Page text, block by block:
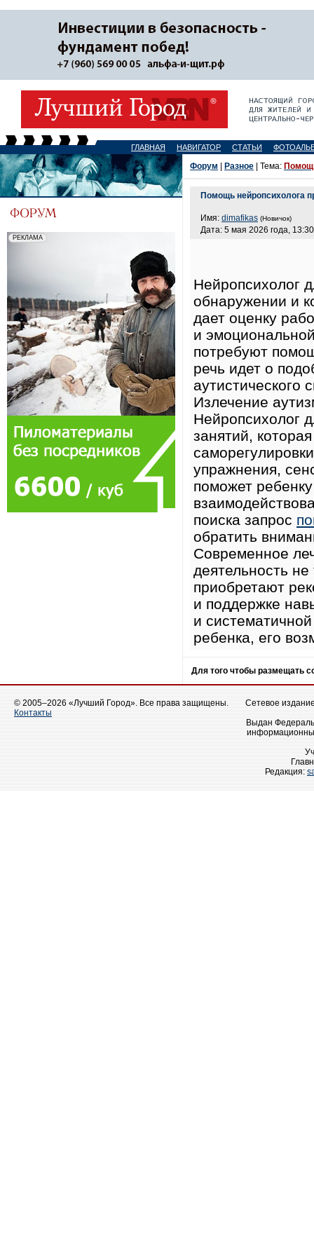
ГЛАВНАЯ НАВИГАТОР СТАТЬИ
Форум Разное | Тема:
Помощь нейропсихолога
Имя: dimafikas (Новичок)
Дата: 5 мая 2026 года, 13:30
Нейропсихолог
обнаружении и
дает оценку
и
потребуют
речь идет о
аутистического
Излечение
Нейропсихолог
занятий,
упражнения,
поможет
поиска запрос
обратить
Современное
деятельность
приобретают
и поддержке
и
ребенка, его
Для того чтобы размещать
© 2005–2026 «Лучший Город». Все права защищены.
Контакты
Сетевое
Выдан
Редакция: